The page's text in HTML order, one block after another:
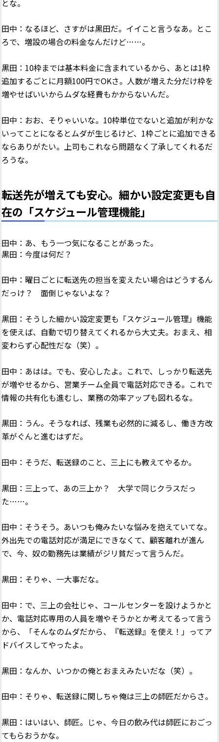
とな。
田中：なるほど、さすがは黒田だ。イイこと言うなあ。とこ
ろで、増設の場合の料金なんだけど……。
黒田：10枠までは基本料金に含まれているから、あとは1枠
追加するごとに月額100円でOKさ。人数が増えた分だけ枠を
増やせばいいからムダな経費もかからないんだ。
田中：おお、そりゃいいな。10枠単位でないと追加が利かな
いってことになるとムダが生じるけど、1枠ごとに追加できる
ならありがたい。上司もこれなら問題なく了承してくれるだ
ろうな。
転送先が増えても安心。細かい設定変更も自
在の「スケジュール管理機能」
田中：あ、もう一つ気になることがあった。
黒田：今度は何だ？
田中：曜日ごとに転送先の担当を変えたい場合はどうするん
だっけ？ 面倒じゃないよな？
黒田：そうした細かい設定変更も「スケジュール管理」機能
を使えば、自動で切り替えてくれるから大丈夫。おまえ、相
変わらず心配性だな（笑）。
田中：あはは。でも、安心したよ。これで、しっかり転送先
が増やせるから、営業チーム全員で電話対応できる。これで
情報の共有化も進むし、業務の効率アップも図れるな。
黒田：うん。そうなれば、残業も必然的に減るし、働き方改
革がぐんと進むはずだ。
田中：そうだ、転送録のこと、三上にも教えてやるか。
黒田：三上って、あの三上か？ 大学で同じクラスだっ
た……。
田中：そうそう。あいつも俺みたいな悩みを抱えていてな。
外出先での電話対応が満足にできなくて、顧客離れが進ん
で、今、奴の勤務先は業績がジリ貧だって言うんだ。
黒田：そりゃ、一大事だな。
田中：で、三上の会社じゃ、コールセンターを設けようかと
か、電話対応専用の人員を増やそうかとか考えてるって言う
から、「そんなのムダだから、『転送録』を使え！」ってア
ドバイスしてやったよ。
黒田：なんか、いつかの俺とおまえみたいだな（笑）。
田中：そりゃ、転送録に関しちゃ俺は三上の師匠だからさ。
黒田：はいはい、師匠。じゃ、今日の飲み代は師匠におごっ
てもらおうかな。